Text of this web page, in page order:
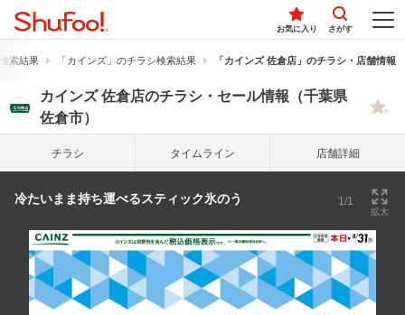
お気に入り さがす
索結果 「カインズ」のチラシ検索結果 「カインズ 佐倉店」のチラシ・店舗情報
カインズ 佐倉店のチラシ・セール情報（千葉県
佐倉市）
チラシ タイム ライン 店舗詳細
冷たいまま持ち運べるスティック氷のう 1/1
拡大